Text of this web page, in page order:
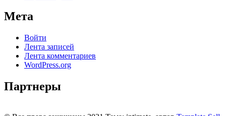
Мета
Войти
Лента записей
Лента комментариев
WordPress.org
Партнеры